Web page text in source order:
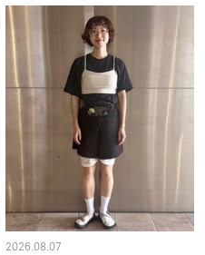
2026.08.07